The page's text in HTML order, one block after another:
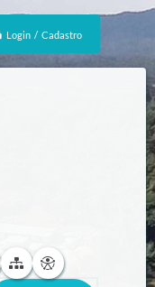
Login / Cadastro